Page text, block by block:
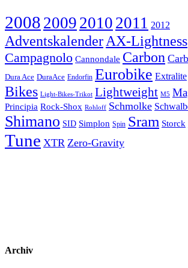
2008 2009 2010 2011 2012
Adventskalender AX-Lightness
Campagnolo Cannondale Carbon
Dura Ace DuraAce Endorfin Eurobike Extralite
Bikes Light-Bikes-Trikot Lightweight M5
Principia Rock-Shox Rohloff Schmolke
Shimano SID Simplon Spin Sram Storck
Tune XTR Zero-Gravity
Archiv